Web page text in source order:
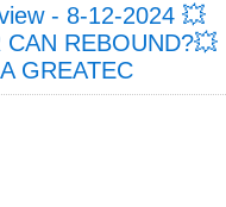
- 8-12-2024 💥
REBOUND?💥
GREATEC